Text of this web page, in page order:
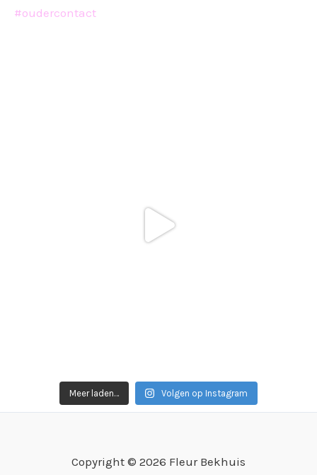
Meer laden… Volgen op Instagram
Copyright © 2026 Fleur Bekhuis